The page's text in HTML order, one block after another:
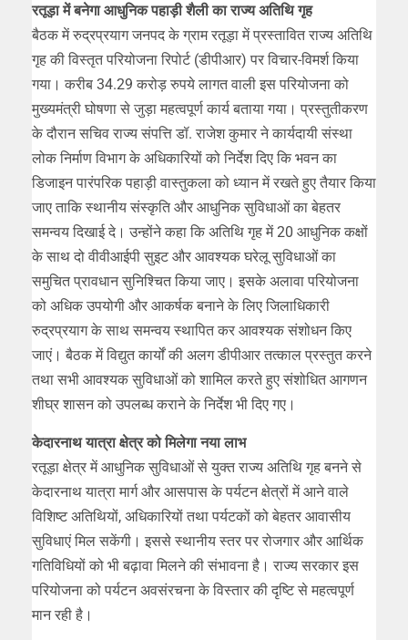
रतूड़ा में बनेगा आधुनिक पहाड़ी शैली का राज्य अतिथि गृह
बैठक में रुद्रप्रयाग जनपद के ग्राम रतूड़ा में प्रस्तावित राज्य अतिथि
गृह की विस्तृत परियोजना रिपोर्ट (डीपीआर) पर विचार-विमर्श किया
गया। करीब 34.29 करोड़ रुपये लागत वाली इस परियोजना को
मुख्यमंत्री घोषणा से जुड़ा महत्वपूर्ण कार्य बताया गया। प्रस्तुतीकरण
के दौरान सचिव राज्य संपत्ति डॉ. राजेश कुमार ने कार्यदायी संस्था
लोक निर्माण विभाग के अधिकारियों को निर्देश दिए कि भवन का
डिजाइन पारंपरिक पहाड़ी वास्तुकला को ध्यान में रखते हुए तैयार किया
जाए ताकि स्थानीय संस्कृति और आधुनिक सुविधाओं का बेहतर
समन्वय दिखाई दे। उन्होंने कहा कि अतिथि गृह में 20 आधुनिक कक्षों
के साथ दो वीवीआईपी सुइट और आवश्यक घरेलू सुविधाओं का
समुचित प्रावधान सुनिश्चित किया जाए। इसके अलावा परियोजना
को अधिक उपयोगी और आकर्षक बनाने के लिए जिलाधिकारी
रुद्रप्रयाग के साथ समन्वय स्थापित कर आवश्यक संशोधन किए
जाएं। बैठक में विद्युत कार्यों की अलग डीपीआर तत्काल प्रस्तुत करने
तथा सभी आवश्यक सुविधाओं को शामिल करते हुए संशोधित आगणन
शीघ्र शासन को उपलब्ध कराने के निर्देश भी दिए गए।
केदारनाथ यात्रा क्षेत्र को मिलेगा नया लाभ
रतूड़ा क्षेत्र में आधुनिक सुविधाओं से युक्त राज्य अतिथि गृह बनने से
केदारनाथ यात्रा मार्ग और आसपास के पर्यटन क्षेत्रों में आने वाले
विशिष्ट अतिथियों, अधिकारियों तथा पर्यटकों को बेहतर आवासीय
सुविधाएं मिल सकेंगी। इससे स्थानीय स्तर पर रोजगार और आर्थिक
गतिविधियों को भी बढ़ावा मिलने की संभावना है। राज्य सरकार इस
परियोजना को पर्यटन अवसंरचना के विस्तार की दृष्टि से महत्वपूर्ण
मान रही है।